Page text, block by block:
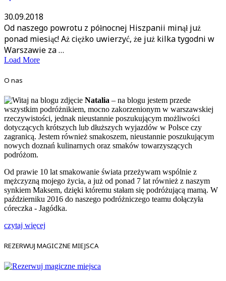
30.09.2018
Od naszego powrotu z północnej Hiszpanii minął już
ponad miesiąc! Aż ciężko uwierzyć, że już kilka tygodni w
Warszawie za …
Load More
O nas
Natalia – na blogu jestem przede
wszystkim podróżnikiem, mocno zakorzenionym w warszawskiej
rzeczywistości, jednak nieustannie poszukującym możliwości
dotyczących krótszych lub dłuższych wyjazdów w Polsce czy
zagranicą. Jestem również smakoszem, nieustannie poszukującym
nowych doznań kulinarnych oraz smaków towarzyszących
podróżom.
Od prawie 10 lat smakowanie świata przeżywam wspólnie z
mężczyzną mojego życia, a już od ponad 7 lat również z naszym
synkiem Maksem, dzięki któremu stałam się podróżującą mamą. W
październiku 2016 do naszego podróżniczego teamu dołączyła
córeczka - Jagódka.
czytaj więcej
REZERWUJ MAGICZNE MIEJSCA